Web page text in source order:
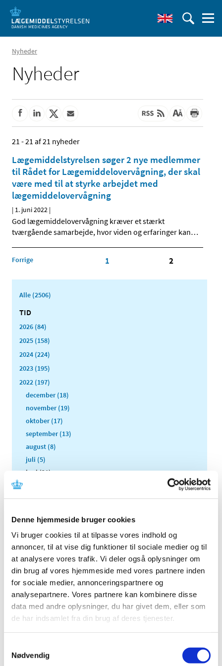
Denne hjemmeside bruger cookies
Vi bruger cookies til at tilpasse vores indhold og
annoncer, til at vise dig funktioner til sociale medier og til
at analysere vores trafik. Vi deler også oplysninger om
din brug af vores hjemmeside med vores partnere inden
for sociale medier, annonceringspartnere og
analysepartnere. Vores partnere kan kombinere disse
data med andre oplysninger, du har givet dem, eller som
de har indsamlet fra din brug af deres tjenester.
Nødvendig
Nyheder
Nyheder
21 - 21 af 21 nyheder
Lægemiddelstyrelsen søger 2 nye medlemmer
til Rådet for Lægemiddelovervågning, der skal
være med til at styrke arbejdet med
lægemiddelovervågning
| 1. juni 2022 |
God lægemiddelovervågning kræver et stærkt
tværgående samarbejde, hvor viden og erfaringer kan…
Forrige 1 2
Alle (2506)
TID
2026 (84)
2025 (158)
2024 (224)
2023 (195)
2022 (197)
december (18)
november (19)
oktober (17)
september (13)
august (8)
juli (5)
juni (21)
april (11)
februar (29)
januar (25)
2021 (516)
2020 (263)
2019 (159)
2018 (150)
2017 (167)
2016 (167)
2015 (33)
2013 (49)